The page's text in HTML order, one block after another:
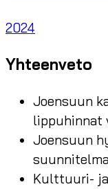
2024
Yhteenveto
Joensuun
lippuhinnat
Joensuun
Kulttuuri-